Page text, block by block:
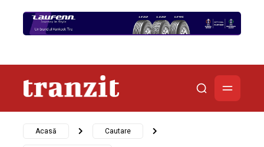
Acasă Cautare